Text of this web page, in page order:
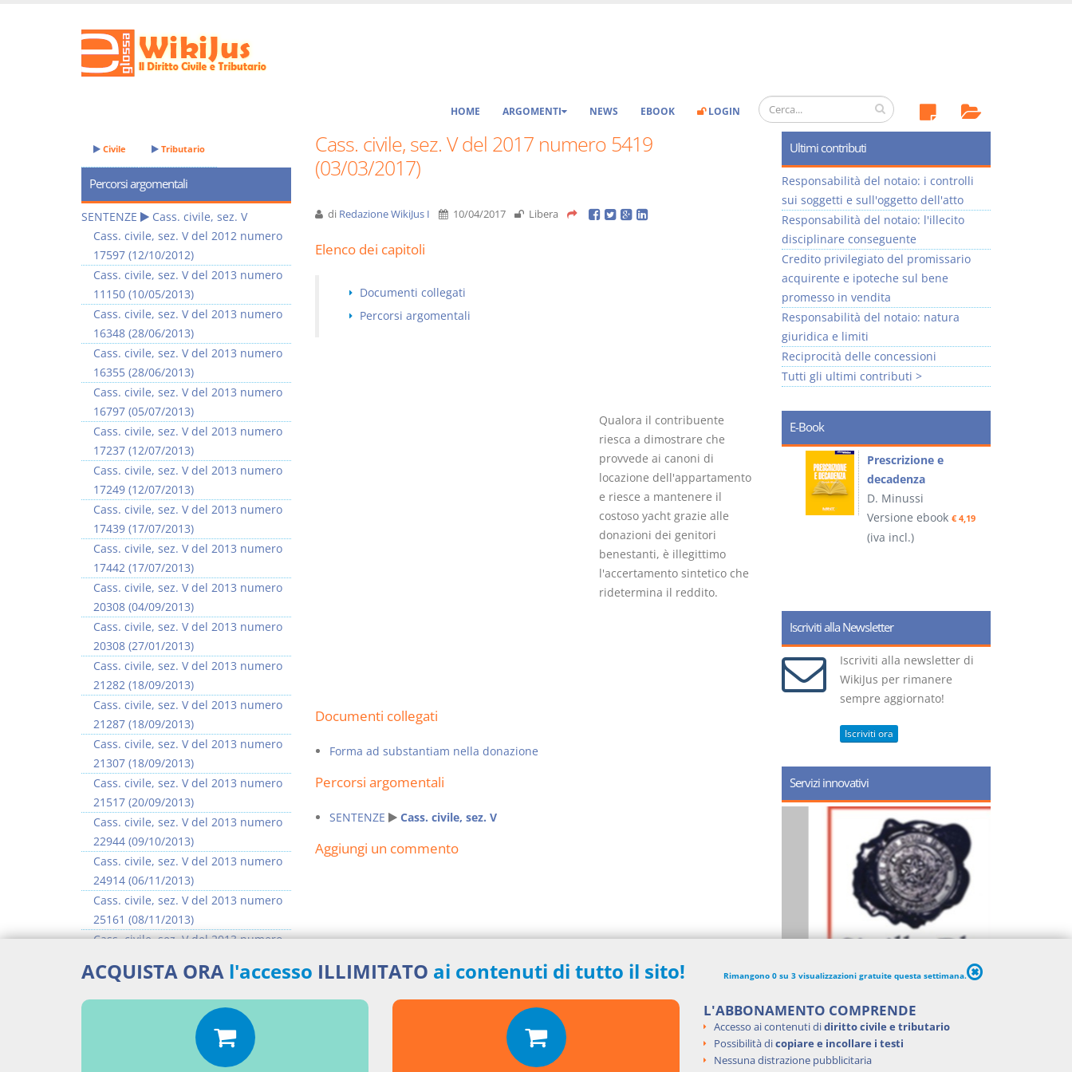
HOME ARGOMENTI NEWS EBOOK LOGIN
Cass. civile, sez. V del 2017 numero 5419
(03/03/2017)
di Redazione WikiJus I 10/04/2017 Libera
Elenco dei capitoli
Documenti collegati
Percorsi argomentali
Qualora il contribuente
riesca a dimostrare che
provvede ai canoni di
locazione dell'appartamento
e riesce a mantenere il
costoso yacht grazie alle
donazioni dei genitori
benestanti, è illegittimo
l'accertamento sintetico che
ridetermina il reddito.
Documenti collegati
Forma ad substantiam nella donazione
Percorsi argomentali
SENTENZE Cass. civile, sez. V
Aggiungi un commento
Civile Tributario
Percorsi argomentali
SENTENZE
Cass. civile, sez. V
Cass. civile, sez. V del 2012 numero
17597 (12/10/2012)
Cass. civile, sez. V del 2013 numero
11150 (10/05/2013)
Cass. civile, sez. V del 2013 numero
16348 (28/06/2013)
Cass. civile, sez. V del 2013 numero
16355 (28/06/2013)
Cass. civile, sez. V del 2013 numero
16797 (05/07/2013)
Cass. civile, sez. V del 2013 numero
17237 (12/07/2013)
Cass. civile, sez. V del 2013 numero
17249 (12/07/2013)
Cass. civile, sez. V del 2013 numero
17439 (17/07/2013)
Cass. civile, sez. V del 2013 numero
17442 (17/07/2013)
Cass. civile, sez. V del 2013 numero
20308 (04/09/2013)
Cass. civile, sez. V del 2013 numero
20308 (27/01/2013)
Cass. civile, sez. V del 2013 numero
21282 (18/09/2013)
Cass. civile, sez. V del 2013 numero
21287 (18/09/2013)
Cass. civile, sez. V del 2013 numero
21307 (18/09/2013)
Cass. civile, sez. V del 2013 numero
21517 (20/09/2013)
Cass. civile, sez. V del 2013 numero
22944 (09/10/2013)
Cass. civile, sez. V del 2013 numero
24914 (06/11/2013)
Cass. civile, sez. V del 2013 numero
25161 (08/11/2013)
Cass. civile, sez. V del 2013 numero
Cass. civile, sez. V del 2013 numero
25674 (15/11/2013)
>> Vai all'argomento completo
Ultimi contributi
Responsabilità del notaio: i controlli
sui soggetti e sull'oggetto dell'atto
Responsabilità del notaio: l'illecito
disciplinare conseguente
Credito privilegiato del promissario
acquirente e ipoteche sul bene
promesso in vendita
Responsabilità del notaio: natura
giuridica e limiti
Reciprocità delle concessioni
Tutti gli ultimi contributi >
E-Book
Usufrutto Uso e
Abitazione
D. Minussi
Versione ebook
(iva incl.)
Prescrizione e
decadenza
D. Minussi
Versione ebook€ 4,19
(iva incl.)
Iscriviti alla Newsletter
Iscriviti alla newsletter di
WikiJus per rimanere
sempre aggiornato!
Iscriviti ora
Servizi innovativi
ACQUISTA ORA l'accesso ILLIMITATO ai contenuti di tutto il sito! Rimangono 0 su 3 visualizzazioni gratuite questa settimana.
L'ABBONAMENTO COMPRENDE
Accesso ai contenuti didiritto civile e tributario
Possibilità dicopiare e incollare i testi
Nessuna distrazione pubblicitaria